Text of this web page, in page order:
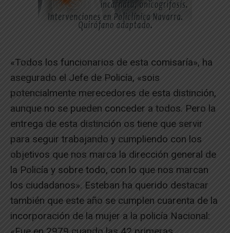
«Todos los funcionarios de esta comisaría», ha
asegurado el Jefe de Policía, «sois
potencialmente merecedores de esta distinción,
aunque no se pueden conceder a todos. Pero la
entrega de esta distinción os tiene que servir
para seguir trabajando y cumpliendo con los
objetivos que nos marca la dirección general de
la Policía y sobre todo, con lo que nos marcan
los ciudadanos». Esteban ha querido destacar
también que este año se cumplen cuarenta de la
incorporación de la mujer a la policía Nacional: